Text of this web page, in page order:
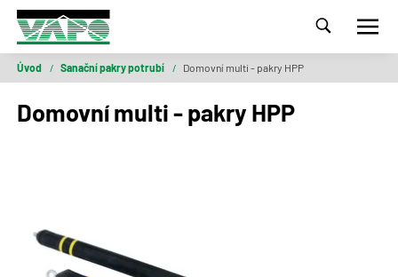
Úvod / Sanační pakry potrubí / Domovní multi - pakry HPP
Domovní multi - pakry HPP